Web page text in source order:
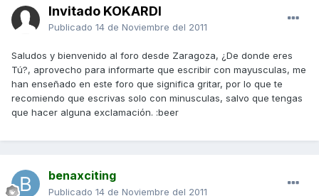
Invitado KOKARDI
Publicado 14 de Noviembre del 2011
Saludos y bienvenido al foro desde Zaragoza, ¿De donde eres
Tú?, aprovecho para informarte que escribir con mayusculas, me
han enseñado en este foro que significa gritar, por lo que te
recomiendo que escrivas solo con minusculas, salvo que tengas
que hacer alguna exclamación. :beer
benaxciting
Publicado 14 de Noviembre del 2011